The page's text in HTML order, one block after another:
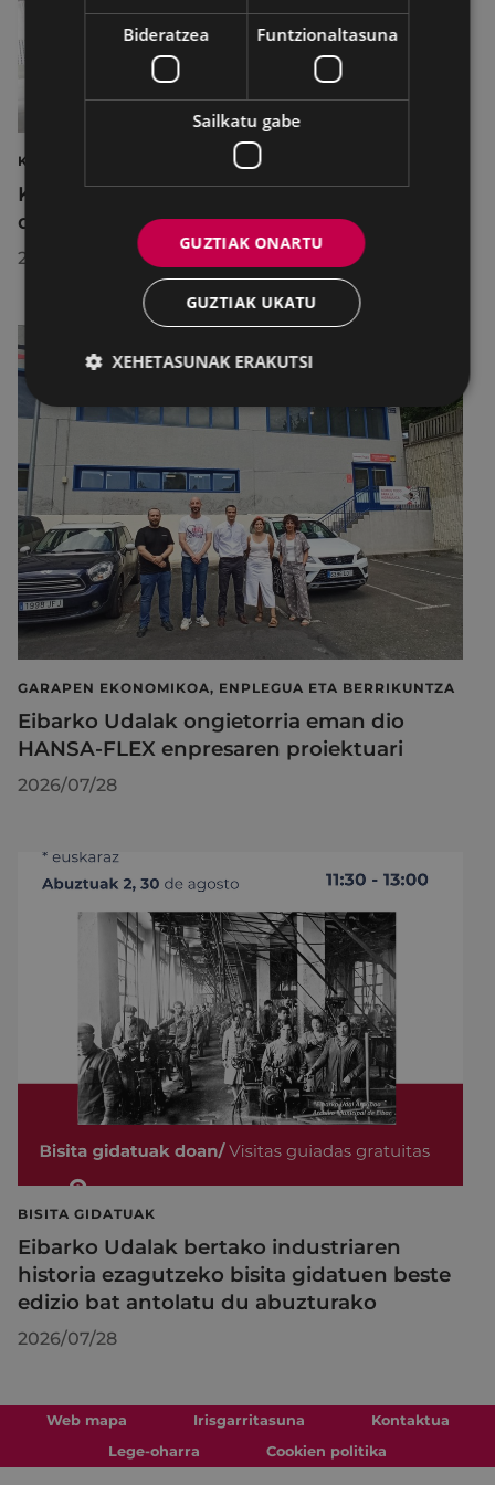
KIROLAK
Kirol-instalazioetako ordutegiak egokitu
dira abuztuan, hobekuntza-lanak egiteko
2026/07/29
GARAPEN EKONOMIKOA, ENPLEGUA ETA BERRIKUNTZA
Eibarko Udalak ongietorria eman dio
HANSA-FLEX enpresaren proiektuari
2026/07/28
BISITA GIDATUAK
Eibarko Udalak bertako industriaren
historia ezagutzeko bisita gidatuen beste
edizio bat antolatu du abuzturako
2026/07/28
Web mapa Irisgarritasuna
Kontaktua
Lege-oharra
Cookien politika
Bideratzea Funtzionaltasuna
Sailkatu gabe
GUZTIAK ONARTU
GUZTIAK UKATU
XEHETASUNAK ERAKUTSI